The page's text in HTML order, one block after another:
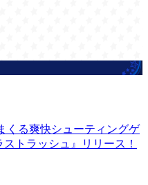
くる爽快シューティングゲ
トラッシュ』リリース！